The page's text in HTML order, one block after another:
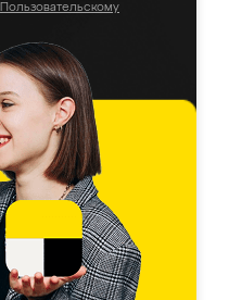
Пользовательскому